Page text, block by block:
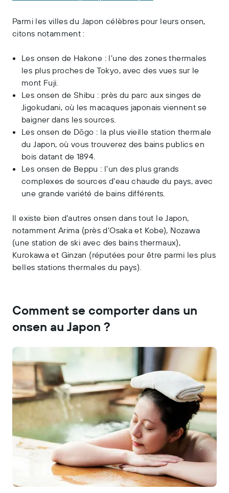
Parmi les villes du Japon célèbres pour leurs onsen,
citons notamment :
Les onsen de Hakone : l’une des zones thermales
les plus proches de Tokyo, avec des vues sur le
mont Fuji.
Les onsen de Shibu : près du parc aux singes de
Jigokudani, où les macaques japonais viennent se
baigner dans les sources.
Les onsen de Dōgo : la plus vieille station thermale
du Japon, où vous trouverez des bains publics en
bois datant de 1894.
Les onsen de Beppu : l’un des plus grands
complexes de sources d’eau chaude du pays, avec
une grande variété de bains différents.
Il existe bien d’autres onsen dans tout le Japon,
notamment Arima (près d’Osaka et Kobe), Nozawa
(une station de ski avec des bains thermaux),
Kurokawa et Ginzan (réputées pour être parmi les plus
belles stations thermales du pays).
Comment se comporter dans un
onsen au Japon ?